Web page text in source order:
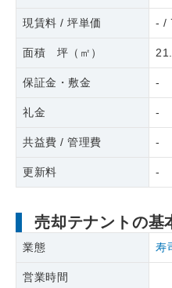
現賃料 / 坪単価 - /
面積 坪（㎡）
保証金・敷金 -
礼金 -
共益費 / 管理費 -
更新料 -
売却テナントの基
業態 寿
営業時間